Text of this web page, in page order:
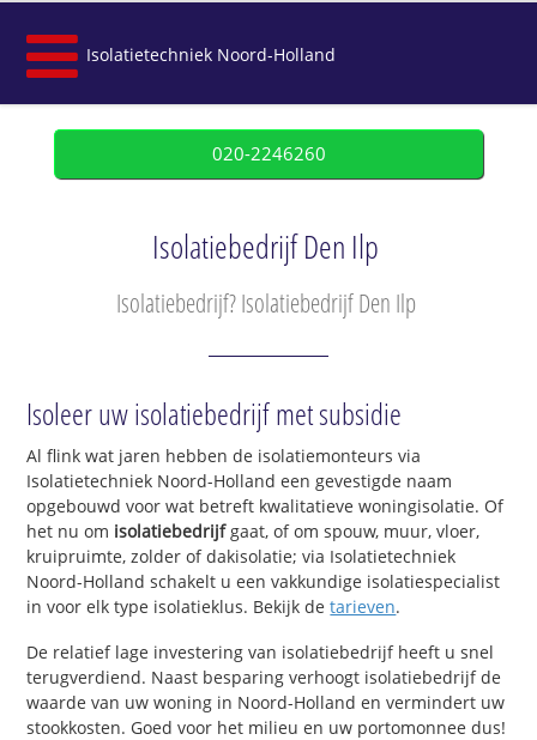
Isolatietechniek Noord-Holland
020-2246260
Isolatiebedrijf Den Ilp
Isolatiebedrijf? Isolatiebedrijf Den Ilp
Isoleer uw isolatiebedrijf met subsidie
Al flink wat jaren hebben de isolatiemonteurs via
Isolatietechniek Noord-Holland een gevestigde naam
opgebouwd voor wat betreft kwalitatieve woningisolatie. Of
het nu om isolatiebedrijfgaat, of om spouw, muur, vloer,
kruipruimte, zolder of dakisolatie; via Isolatietechniek
Noord-Holland schakelt u een vakkundige isolatiespecialist
in voor elk type isolatieklus. Bekijk detarieven.
De relatief lage investering van isolatiebedrijf heeft u snel
terugverdiend. Naast besparing verhoogt isolatiebedrijf de
waarde van uw woning in Noord-Holland en vermindert uw
stookkosten. Goed voor het milieu en uw portomonnee dus!